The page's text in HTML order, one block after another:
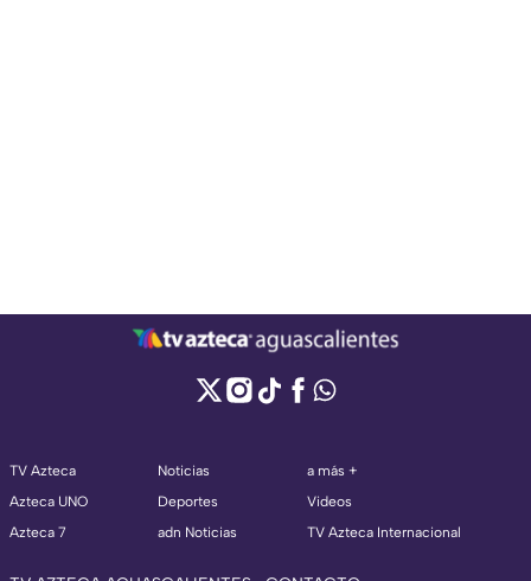
TV Azteca
Azteca UNO
Azteca 7
Noticias
Deportes
adn Noticias
a más +
Videos
TV Azteca Internacional